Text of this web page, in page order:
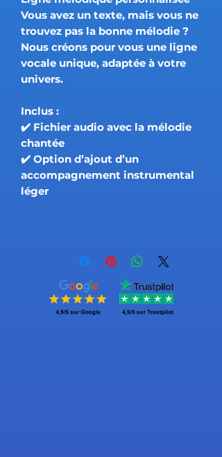
Vous avez un texte, mais vous ne
trouvez pas la bonne mélodie ?
Nous créons pour vous une ligne
vocale unique, adaptée à votre
univers.
Inclus :
✔️ Fichier audio avec la mélodie
chantée
✔️ Option d’ajout d’un
accompagnement instrumental
léger